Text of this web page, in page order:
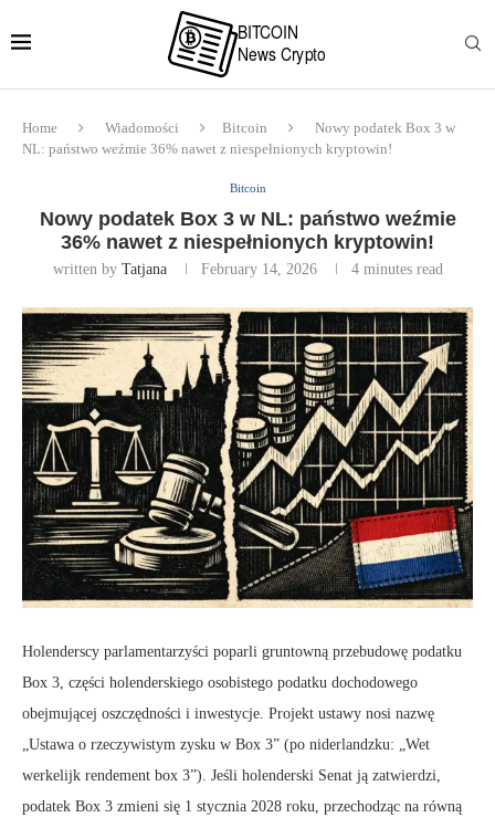
Home Wiadomości Bitcoin
Nowy podatek Box 3 w
NL: państwo weźmie 36% nawet z niespełnionych kryptowin!
Bitcoin
Nowy podatek Box 3 w NL: państwo weźmie
36% nawet z niespełnionych kryptowin!
written by Tatjana February 14, 2026 4 minutes read
Holenderscy parlamentarzyści poparli gruntowną przebudowę podatku
Box 3, części holenderskiego osobistego podatku dochodowego
obejmującej oszczędności i inwestycje. Projekt ustawy nosi nazwę
„Ustawa o rzeczywistym zysku w Box 3” (po niderlandzku: „Wet
werkelijk rendement box 3”). Jeśli holenderski Senat ją zatwierdzi,
podatek Box 3 zmieni się 1 stycznia 2028 roku, przechodząc na równą